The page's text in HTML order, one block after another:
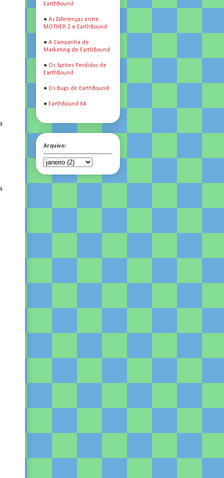
EarthBound
● As Diferenças entre
MOTHER 2 e EarthBound
● A Campanha de
Marketing de EarthBound
● Os Sprites Perdidos de
EarthBound
● Os Bugs de EarthBound
● EarthBound 64
Arquivo: